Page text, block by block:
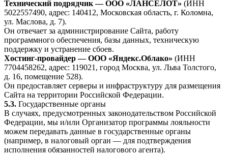
Технический подрядчик — ООО «ЛАНСЕЛОТ» (ИНН
5022557490, адрес: 140412, Московская область, г. Коломна,
ул. Маслова, д. 7).
Он отвечает за администрирование Сайта, работу
программного обеспечения, базы данных, техническую
поддержку и устранение сбоев.
Хостинг-провайдер — ООО «Яндекс.Облако» (ИНН
7704458262, адрес: 119021, город Москва, ул. Льва Толстого,
д. 16, помещение 528).
Он предоставляет серверы и инфраструктуру для размещения
Сайта на территории Российской Федерации.
5.3. Государственные органы
В случаях, предусмотренных законодательством Российской
Федерации, мы и/или Организатор программы лояльности
можем передавать данные в государственные органы
(например, в налоговый орган — для подтверждения
исполнения обязанностей налогового агента).